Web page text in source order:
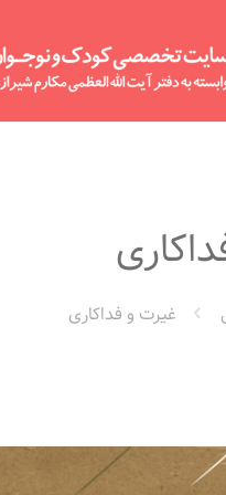
غیرت و فداکاری